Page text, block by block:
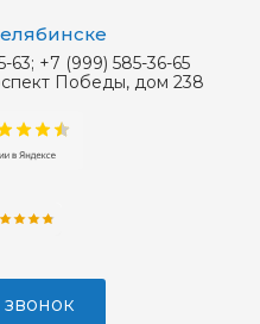
63; +7 (999) 585-36-65
Победы, дом 238
звонок